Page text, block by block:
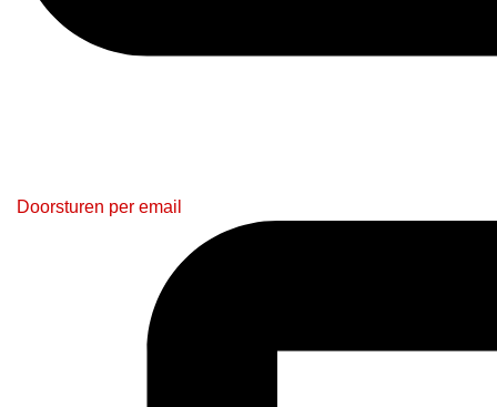
Doorsturen per email